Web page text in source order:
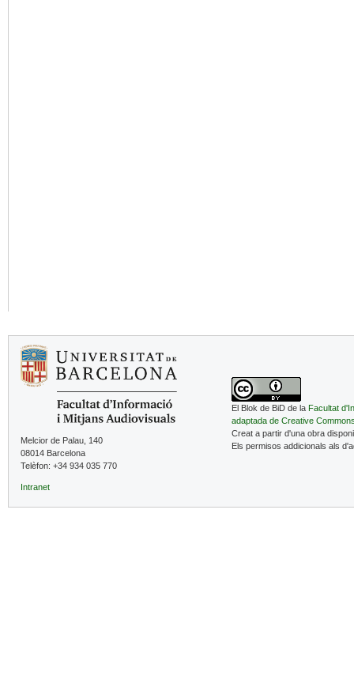
Melcior de Palau, 140
08014 Barcelona
Telèfon: +34 934 035 770
Intranet
El Blok de BiD de la Facultat
adaptada de Creative
Creat a partir d'una obra
Els permisos addicionals als